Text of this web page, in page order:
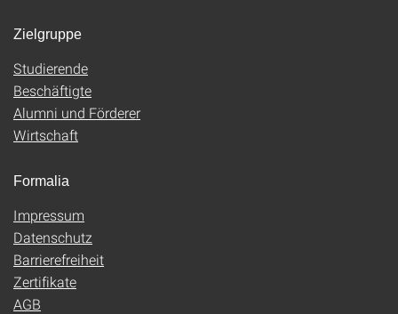
Zielgruppe
Studierende
Beschäftigte
Alumni und Förderer
Wirtschaft
Formalia
Impressum
Datenschutz
Barrierefreiheit
Zertifikate
AGB